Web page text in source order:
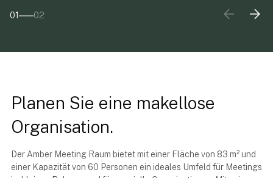
01 02
Planen Sie eine makellose
Organisation.
Der Amber Meeting Raum bietet mit einer Fläche von 83 m² und
einer Kapazität von 60 Personen ein ideales Umfeld für Meetings